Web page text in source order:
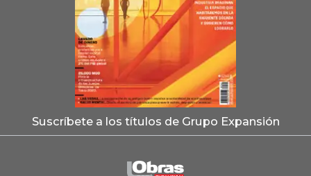
Suscríbete a los títulos de Grupo Expansión